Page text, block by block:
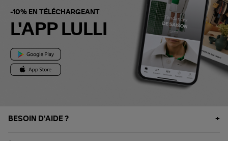
-10% EN TÉLÉCHARGEANT
L'APP LULLI
BESOIN D'AIDE ?